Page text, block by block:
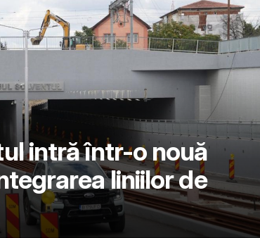
intră într-o nouă
liniilor de